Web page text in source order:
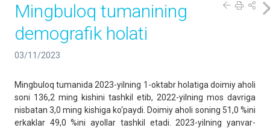
Mingbuloq tumanining
demografik holati
03/11/2023
Mingbuloq tumanida 2023-yilning 1-oktabr holatiga doimiy aholi
soni 136,2 ming kishini tashkil etib, 2022-yilning mos davriga
nisbatan 3,0 ming kishiga ko‘paydi. Doimiy aholi soning 51,0 %ini
erkaklar 49,0 %ini ayollar tashkil etadi. 2023-yilning yanvar-